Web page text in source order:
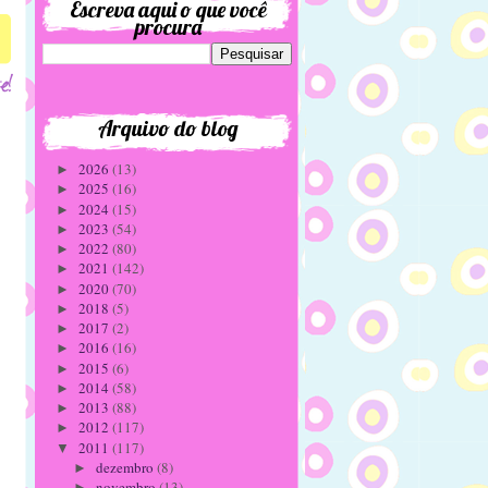
Escreva aqui o que você
procura
Arquivo do blog
► 2026 (13)
► 2025 (16)
► 2024 (15)
► 2023 (54)
► 2022 (80)
► 2021 (142)
► 2020(70)
► 2018 (5)
► 2017 (2)
► 2016 (16)
► 2015 (6)
► 2014 (58)
► 2013 (88)
► 2012 (117)
▼ 2011 (117)
► dezembro (8)